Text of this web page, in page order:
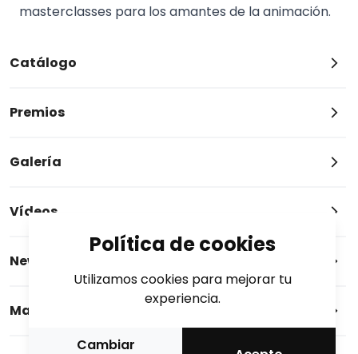
masterclasses para los amantes de la animación.
Catálogo
Premios
Galería
Vídeos
News
Magazine
Política de cookies
Utilizamos cookies para mejorar tu
experiencia.
Cambiar